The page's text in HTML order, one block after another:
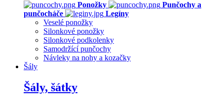
Ponožky
Punčochy a
punčocháče
Legíny
Veselé ponožky
Silonkové ponožky
Silonkové podkolenky
Samodržící punčochy
Návleky na nohy a kozačky
Šály
Šály, šátky